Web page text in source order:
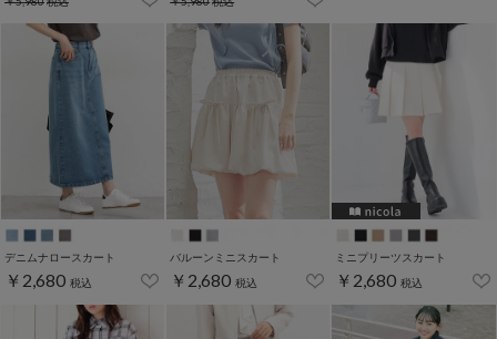
デニムナロースカート
￥2,680 税込
バルーンミニスカート
￥2,680 税込
ミニプリーツスカート
￥2,680 税込